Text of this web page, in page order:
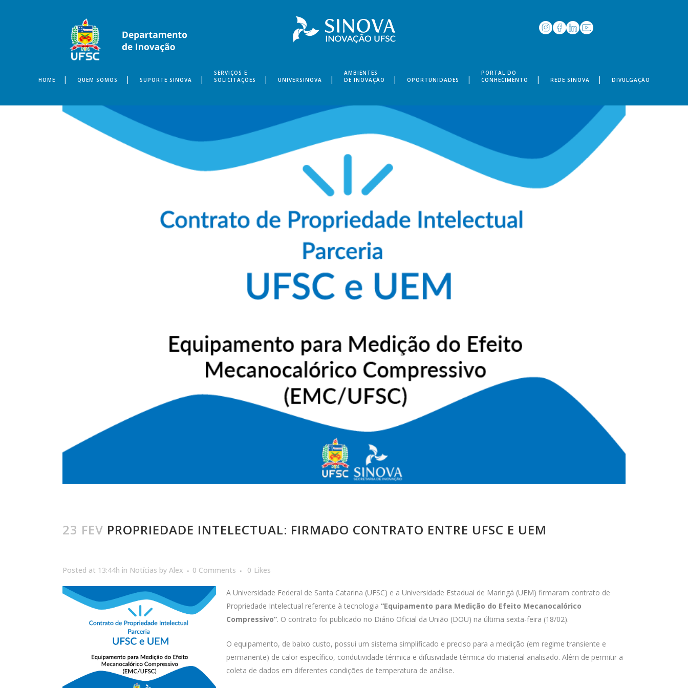
HOME QUEM SOMOS SUPORTE SINOVA
SERVIÇOS E
SOLICITAÇÕES
UNIVERSINOVA
AMBIENTES
DE INOVAÇÃO
OPORTUNIDADES
PORTAL DO
CONHECIMENTO
REDE SINOVA DIVULGAÇÃO
23 FEV PROPRIEDADE INTELECTUAL: FIRMADO CONTRATO ENTRE UFSC E UEM
Posted at 13:44h in Notícias by Alex 0 Comments 0 Likes
A Universidade Federal de Santa Catarina (UFSC) e a Universidade Estadual de Maringá (UEM) firmaram contrato de
Propriedade Intelectual referente à tecnologia “Equipamento para Medição do Efeito Mecanocalórico
Compressivo”. O contrato foi publicado no Diário Oficial da União (DOU) na última sexta-feira (18/02).
O equipamento, de baixo custo, possui um sistema simplificado e preciso para a medição (em regime transiente e
permanente) de calor específico, condutividade térmica e difusividade térmica do material analisado. Além de permitir a
coleta de dados em diferentes condições de temperatura de análise.